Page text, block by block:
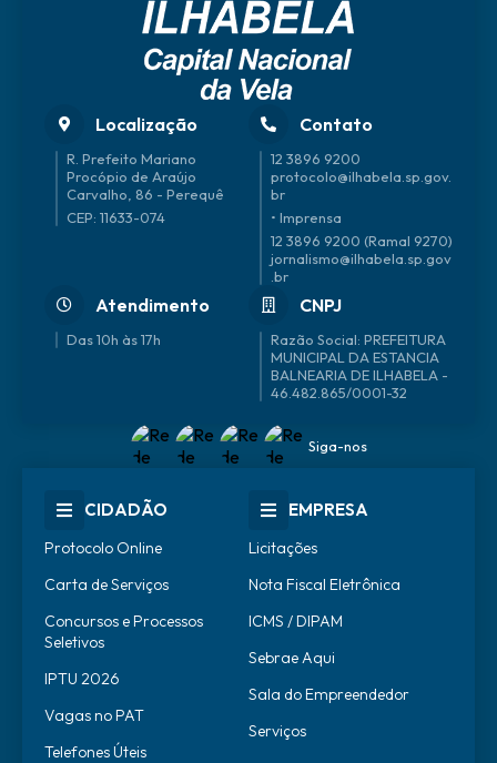
Localização
R. Prefeito Mariano
Procópio de Araújo
Carvalho, 86 - Perequê
CEP: 11633-074
Contato
12 3896 9200
protocolo@ilhabela.sp.gov.
br
• Imprensa
12 3896 9200 (Ramal 9270)
jornalismo@ilhabela.sp.gov
.br
Atendimento
Das 10h às 17h
CNPJ
46.482.865/0001-32
Siga-nos
CIDADÃO
Protocolo Online
Carta de Serviços
Concursos e Processos
Seletivos
IPTU 2026
Vagas no PAT
Telefones Úteis
EMPRESA
Licitações
Nota Fiscal Eletrônica
ICMS / DIPAM
Sebrae Aqui
Sala do Empreendedor
Serviços